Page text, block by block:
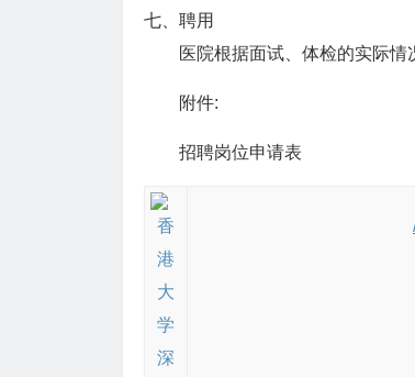
七、聘用
医院根据面试、体检的实际情况
附件:
招聘岗位申请表